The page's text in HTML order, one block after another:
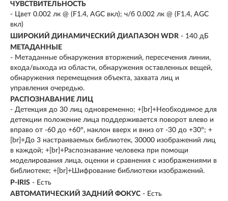
ЧУВСТВИТЕЛЬНОСТЬ
- Цвет 0.002 лк @ (F1.4, AGC вкл); ч/б 0.002 лк @ (F1.4, AGC
вкл)
ШИРОКИЙ ДИНАМИЧЕСКИЙ ДИАПАЗОН WDR - 140 дБ
МЕТАДАННЫЕ
- Метаданные обнаружения вторжений, пересечения линии,
входа/выхода из области, обнаружения оставленных вещей,
обнаружения перемещения объекта, захвата лиц и
управления очередью.
РАСПОЗНАВАНИЕ ЛИЦ
- Детекция до 30 лиц одновременно; +[br]+Необходимое для
детекции положение лица поддерживается поворот влево и
вправо от -60 до +60°, наклон вверх и вниз от -30 до +30°; +
[br]+До 3 настраиваемых библиотек, 30000 изображений лиц
в каждой; +[br]+Распознавание человека при помощи
моделирования лица, оценки и сравнения с изображениями в
библиотеке; +[br]+Шифрование библиотеки изображений.
P-IRIS - Есть
АВТОМАТИЧЕСКИЙ ЗАДНИЙ ФОКУС - Есть